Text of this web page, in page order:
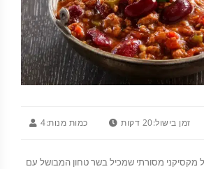
זמן בישול:20 דקות כמות מנות:4
מקסיקני מסורתי שמכיל בשר טחון המבושל עם